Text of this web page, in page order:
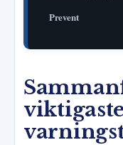
Prevent